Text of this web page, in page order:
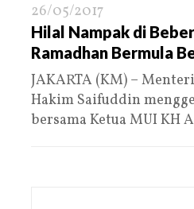
26/05/2017
Hilal Nampak di
Ramadhan Bermula
JAKARTA (KM) –
Hakim Saifuddin
bersama Ketua MUI KH